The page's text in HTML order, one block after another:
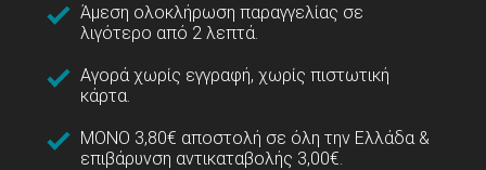
Άμεση ολοκλήρωση παραγγελίας σε
λιγότερο από 2 λεπτά.
Αγορά χωρίς εγγραφή, χωρίς πιστωτική
κάρτα.
ΜΟΝΟ 3,80€ αποστολή σε όλη την Ελλάδα &
επιβάρυνση αντικαταβολής 3,00€.